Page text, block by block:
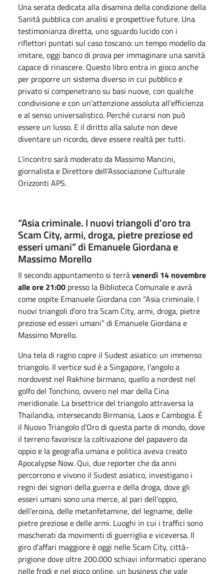
Una serata dedicata alla disamina della condizione della
Sanità pubblica con analisi e prospettive future. Una
testimonianza diretta, uno sguardo lucido con i
riflettori puntati sul caso toscano: un tempo modello da
imitare, oggi banco di prova per immaginare una sanità
capace di rinascere. Questo libro entra in gioco anche
per proporre un sistema diverso in cui pubblico e
privato si compenetrano su basi nuove, con qualche
condivisione e con un’attenzione assoluta all’efficienza
e al senso universalistico. Perché curarsi non può
essere un lusso. E il diritto alla salute non deve
diventare un ricordo, deve essere realtà per tutti.
L’incontro sarà moderato da Massimo Mancini,
giornalista e Direttore dell’Associazione Culturale
Orizzonti APS.
“Asia criminale. I nuovi triangoli d’oro tra
Scam City, armi, droga, pietre preziose ed
esseri umani” di Emanuele Giordana e
Massimo Morello
Il secondo appuntamento si terràvenerdì 14 novembre
alle ore 21:00 presso la Biblioteca Comunale e avrà
come ospite Emanuele Giordana con “Asia criminale. I
nuovi triangoli d’oro tra Scam City, armi, droga, pietre
preziose ed esseri umani” di Emanuele Giordana e
Massimo Morello.
Una tela di ragno copre il Sudest asiatico: un immenso
triangolo. Il vertice sud è a Singapore, l’angolo a
nordovest nel Rakhine birmano, quello a nordest nel
golfo del Tonchino, ovvero nel mar della Cina
meridionale. La bisettrice del triangolo attraversa la
Thailandia, intersecando Birmania, Laos e Cambogia. È
il Nuovo Triangolo d’Oro di questa parte di mondo, dove
il terreno favorisce la coltivazione del papavero da
oppio e la geografia umana e politica aveva creato
Apocalypse Now. Qui, due reporter che da anni
percorrono e vivono il Sudest asiatico, investigano i
regni dei signori della guerra e della droga, dove gli
esseri umani sono una merce, al pari dell’oppio,
dell’eroina, delle metanfetamine, del legname, delle
pietre preziose e delle armi. Luoghi in cui i traffici sono
mascherati da movimenti di guerriglia e viceversa. Il
giro d’affari maggiore è oggi nelle Scam City, città-
prigione dove oltre 200.000 schiavi informatici operano
nelle frodi e nel gioco online, un business che vale